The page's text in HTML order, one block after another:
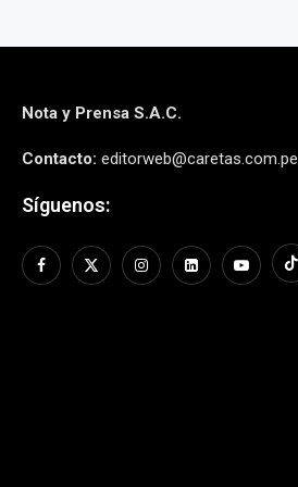
Nota y Prensa S.A.C.
Contacto: editorweb@caretas.com.pe
Síguenos: